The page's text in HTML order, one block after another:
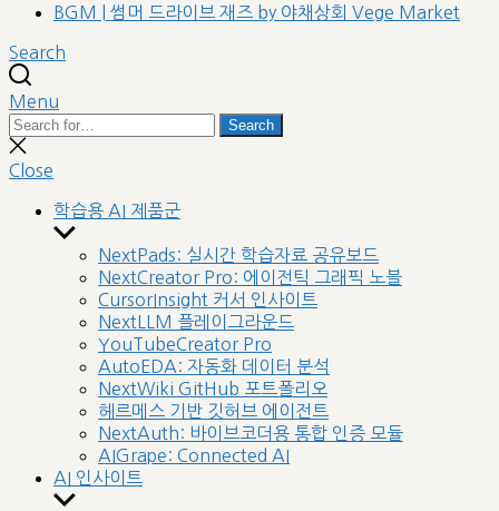
BGM | 썸머 드라이브 재즈 by 야채상회 Vege Market
Search
Menu
Search
for:
Search
Close
search
Close
학습용 AI 제품군
Show
sub
menu
NextPads: 실시간 학습자료 공유보드
NextCreator Pro: 에이전틱 그래픽 노블
CursorInsight 커서 인사이트
NextLLM 플레이그라운드
YouTubeCreator Pro
AutoEDA: 자동화 데이터 분석
NextWiki GitHub 포트폴리오
헤르메스 기반 깃허브 에이전트
NextAuth: 바이브코더용 통합 인증 모듈
AIGrape: Connected AI
AI 인사이트
Show